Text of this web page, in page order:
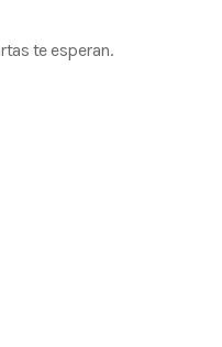
te esperan.